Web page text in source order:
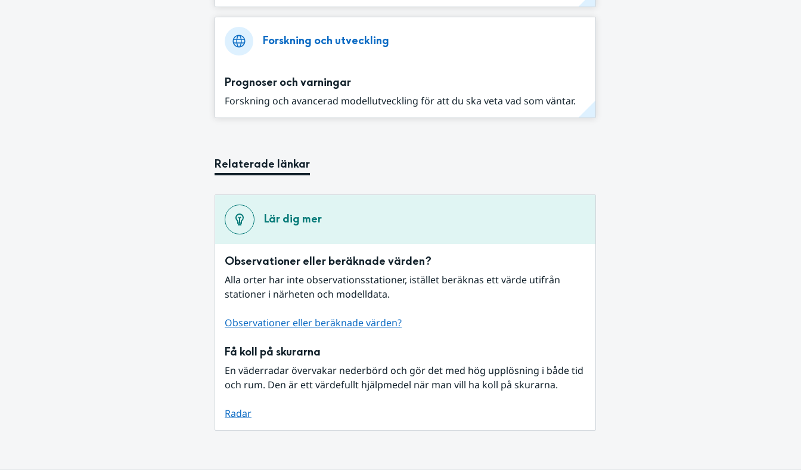
Forskning och utveckling
Prognoser och varningar
Forskning och avancerad modellutveckling för att du ska veta vad som väntar.
Relaterade länkar
Lär dig mer
Observationer eller beräknade värden?
Alla orter har inte observationsstationer, istället beräknas ett värde utifrån
stationer i närheten och modelldata.
Observationer eller beräknade värden?
Få koll på skurarna
En väderradar övervakar nederbörd och gör det med hög upplösning i både tid
och rum. Den är ett värdefullt hjälpmedel när man vill ha koll på skurarna.
Radar